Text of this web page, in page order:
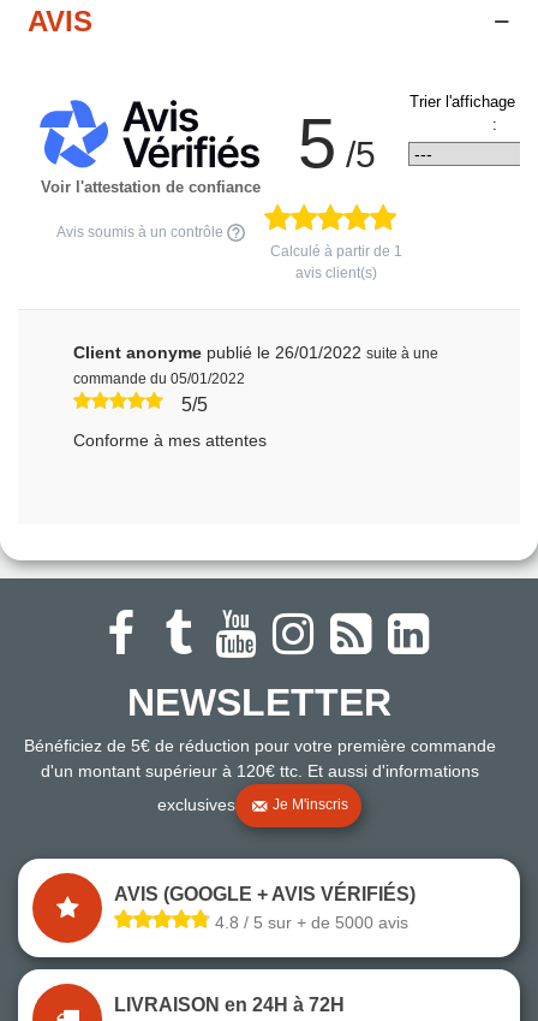
AVIS
Voir l'attestation de confiance
Avis soumis à un contrôle
5 /5
Calculé à partir de 1
avis client(s)
Trier l'affichage
:
Client anonyme publié le 26/01/2022 suite à une
commande du 05/01/2022
5/5
Conforme à mes attentes
NEWSLETTER
Bénéficiez de 5€ de réduction pour votre première commande
d'un montant supérieur à 120€ ttc. Et aussi d'informations
exclusives
Je M'inscris
AVIS (GOOGLE + AVIS VÉRIFIÉS)
4.8 / 5 sur + de 5000 avis
LIVRAISON en 24H à 72H